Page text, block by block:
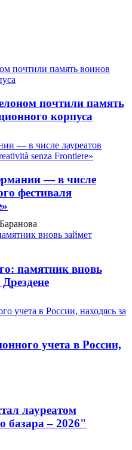
почтили память
корпуса
— в числе
фестиваля
памятник вновь
учета в России,
лауреатом
базара – 2026"